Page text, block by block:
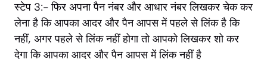
स्टेप 3:- फिर अपना पैन नंबर और आधार नंबर लिखकर चेक कर
लेना है कि आपका आदर और पैन आपस में पहले से लिंक है कि
नहीं, अगर पहले से लिंक नहीं होगा तो आपको लिखकर शो कर
देगा कि आपका आदर और पैन आपस में लिंक नहीं है